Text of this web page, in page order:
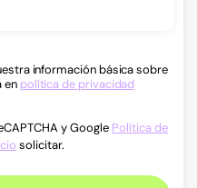
información básica sobre
en política de privacidad
y Google Política de
solicitar.